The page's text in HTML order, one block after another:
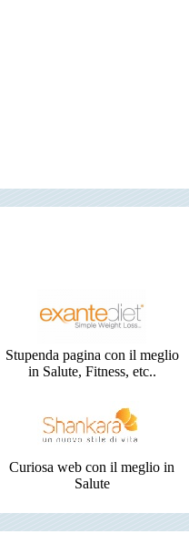
Stupenda pagina con il meglio
in Salute, Fitness, etc..
Curiosa web con il meglio in
Salute